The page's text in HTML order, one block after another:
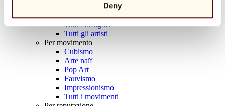
Deny
Tutti i fotografi
Tutti i disegnatori
Tutti i designer
Tutti gli artisti
Per movimento
Cubismo
Arte naïf
Pop Art
Fauvismo
Impressionismo
Tutti i movimenti